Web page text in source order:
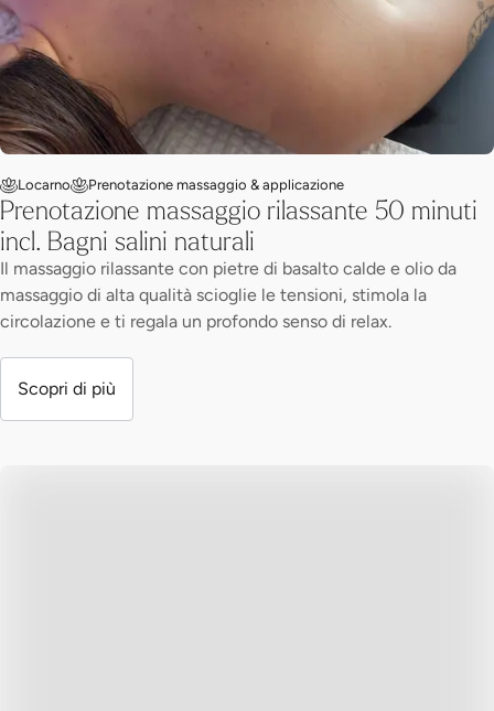
Locarno Prenotazione massaggio & applicazione
Prenotazione massaggio rilassante 50 minuti
incl. Bagni salini naturali
Il massaggio rilassante con pietre di basalto calde e olio da
massaggio di alta qualità scioglie le tensioni, stimola la
circolazione e ti regala un profondo senso di relax.
Scopri di più